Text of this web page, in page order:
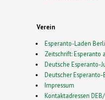
Verein
Esperanto-Laden
Zeitschrift: Esperanto
Deutsche Esperanto-
Deutscher Esperanto-
Impressum
Kontaktadressen DEB/